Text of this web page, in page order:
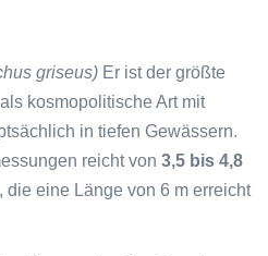
griseus) Er ist der größte
kosmopolitische Art mit
in tiefen Gewässern.
reicht von 3,5 bis 4,8
die eine Länge von 6 m erreicht